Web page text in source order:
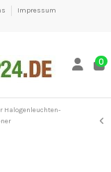
Impressum
0
Halogenleuchten-